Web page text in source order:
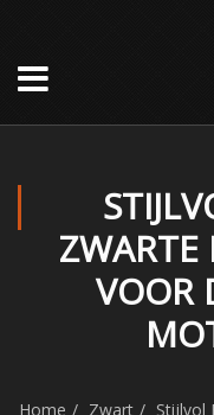
ZWARTE
VOOR
Home Zwart
Stijlvol